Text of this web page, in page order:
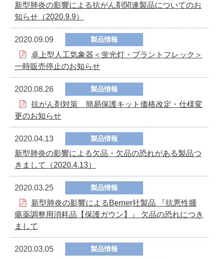
新型肺炎の影響による抗がん剤関連製品についてのお
知らせ（2020.9.9）
2020.09.09 製品情報
卓上型人工気象器＜蛍光灯・プラントフレック＞
一時販売停止のお知らせ
2020.08.26 製品情報
抗がん剤対策 簡易保護キット価格改定・仕様変
更のお知らせ
2020.04.13 製品情報
新型肺炎の影響による欠品・欠品の恐れがある製品つ
きまして（2020.4.13）
2020.03.25 製品情報
新型肺炎の影響によるBerner社製品 『抗悪性腫
瘍薬調整用消耗品【保護ガウン】』 欠品の恐れにつき
まして
2020.03.05 製品情報